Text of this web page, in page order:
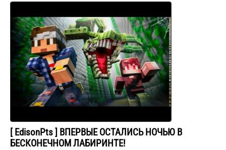
[ EdisonPts ] ВПЕРВЫЕ ОСТАЛИСЬ НОЧЬЮ В
БЕСКОНЕЧНОМ ЛАБИРИНТЕ!